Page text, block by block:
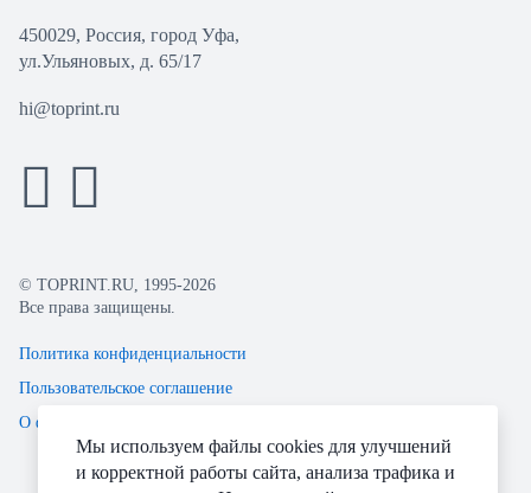
450029, Россия, город Уфа,
ул.Ульяновых, д. 65/17
hi@toprint.ru
© TOPRINT.RU, 1995-2026
Все права защищены.
Политика конфиденциальности
Пользовательское соглашение
О файлах Cookie
Мы используем файлы cookies для улучшений
и корректной работы сайта, анализа трафика и